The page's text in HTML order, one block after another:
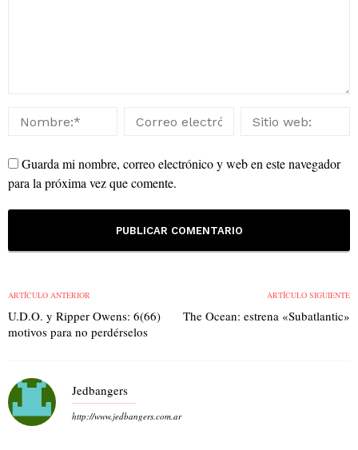
Guarda mi nombre, correo electrónico y web en este navegador
para la próxima vez que comente.
ARTÍCULO ANTERIOR
U.D.O. y Ripper Owens: 6(66)
motivos para no perdérselos
ARTÍCULO SIGUIENTE
The Ocean: estrena «Subatlantic»
Jedbangers
http://www.jedbangers.com.ar